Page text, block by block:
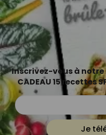
Inscrivez-vous à notre
CADEAU 15 recettes
Je